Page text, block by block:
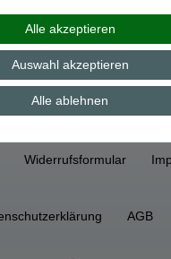
In den Warenkorb
inkl. ges. MwSt.zzgl.Versandkosten
Widerrufs­formular
AGB
Alle akzeptieren
Auswahl akzeptieren
Alle ablehnen